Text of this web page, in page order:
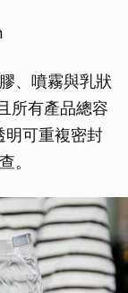
、噴霧與乳狀
所有產品總容
明可重複密封
。